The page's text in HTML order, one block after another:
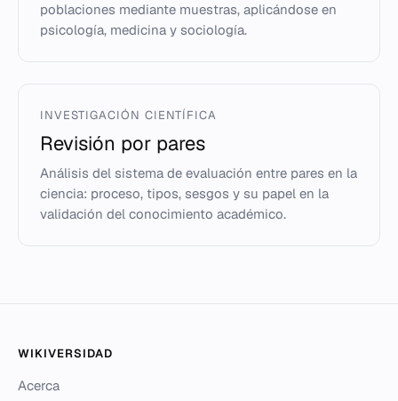
poblaciones mediante muestras, aplicándose en
psicología, medicina y sociología.
INVESTIGACIÓN CIENTÍFICA
Revisión por pares
Análisis del sistema de evaluación entre pares en la
ciencia: proceso, tipos, sesgos y su papel en la
validación del conocimiento académico.
WIKIVERSIDAD
Acerca